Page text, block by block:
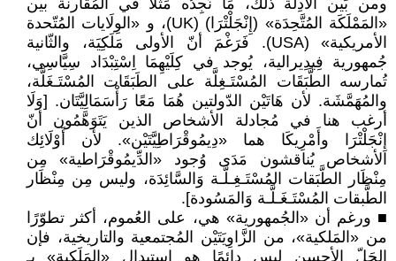
ومن بَين الْأَدِلَّة ذلك، مَا نَجِدُه مَثَلًا في المُقارنة بين
«المَمْلَكَة المُتَّحِدَة» (إِنْجَلْتْرَا) (UK)، و «الوِلَايات المُتّحدة
الأمريكية» (USA). فَرَغْمَ أنّ الأولى مَلَكِيَة، والثّانية
جُمهورية فِيدِيرالية، يُوجد في كِلَيْهِمَا اِسْتِبْدَاد سِيَّاسِي،
تُمارسه الطَّبَقَات المُسْتَـغِلَّة على الطَبَقَات المُسْتَـغَلَّة،
والمُهَمَّشَة. لأن هَاتَيْن الدّولتين هُمَا مَعًا رَأْسَمَالِيَّتَان. [وَلَا
أرغب هنا في مُجادلة الأشخاص الذين يَتَوَهَّمُون أنّ
إِنْجَلْتْرَا وأَمْرِيكَا هما «دِيمُوقْرَاطِيَّتَيْن». لأن أَوْلَائِك
الأشخاص يُناقشون مَدَى وُجود «الدِّيمُوقْرَاطية» مِن
مِنْظَار الطَّبَقات المُسْتَـغِـلَّـة وَالسَّائِدَة، وليس مِن مِنْظَار
الطَّبقات المُسْتَـغَـلَّـة وَالمَسُودة].
■ ورغم أن «الجُمهورية» هي، على العُموم، أكثر تطوّرًا
من «المَلكية»، من الزَّاوِيَتَيْن المُجتمعية والتاريخية، فإن
الحَلّ الأحسن ليس دائمًا هو استبدال «المَلَكية» بِـ